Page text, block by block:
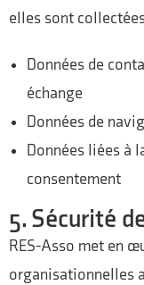
elles sont
Données de
échange
Données de
Données liées à
consentement
5. Sécurité
RES-Asso met en
organisationnelles